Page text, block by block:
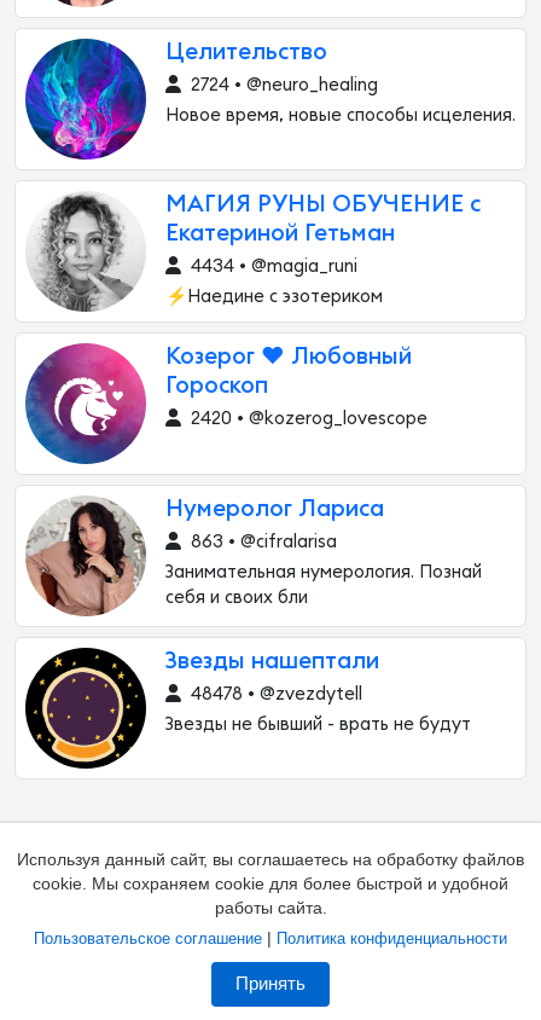
Целительство
2724 • @neuro_healing
Новое время, новые способы исцеления.
МАГИЯ РУНЫ ОБУЧЕНИЕ с
Екатериной Гетьман
4434 • @magia_runi
⚡️Наедине с эзотериком
Козерог ❤️ Любовный
Гороскоп
2420 • @kozerog_lovescope
Нумеролог Лариса
863 • @cifralarisa
Занимательная нумерология. Познай
себя и своих бли
Звезды нашептали
48478 • @zvezdytell
Звезды не бывший - врать не будут
Контакты
Используя данный сайт, вы соглашаетесь на обработку файлов
cookie. Мы сохраняем cookie для более быстрой и удобной
работы сайта.
Пользовательское соглашение | Политика конфиденциальности
Принять